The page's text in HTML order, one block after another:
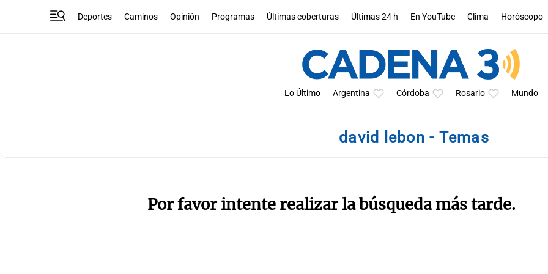
Deportes Caminos Opinión Programas Últimas coberturas Últimas 24 h En YouTube Clima Horóscopo
Lo Último Argentina Córdoba Rosario Mundo
david lebon - Temas
Por favor intente realizar la búsqueda más tarde.